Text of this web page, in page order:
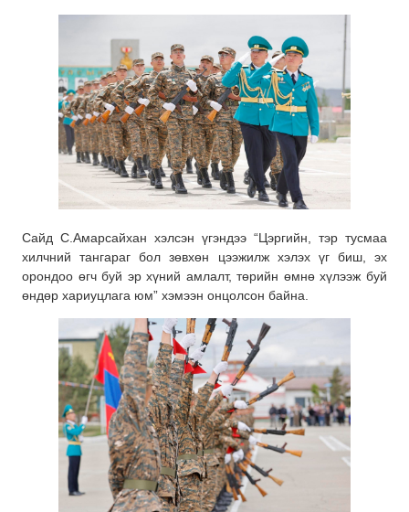
Сайд С.Амарсайхан хэлсэн үгэндээ “Цэргийн, тэр тусмаа
хилчний тангараг бол зөвхөн цээжилж хэлэх үг биш, эх
орондоо өгч буй эр хүний амлалт, төрийн өмнө хүлээж буй
өндөр хариуцлага юм” хэмээн онцолсон байна.